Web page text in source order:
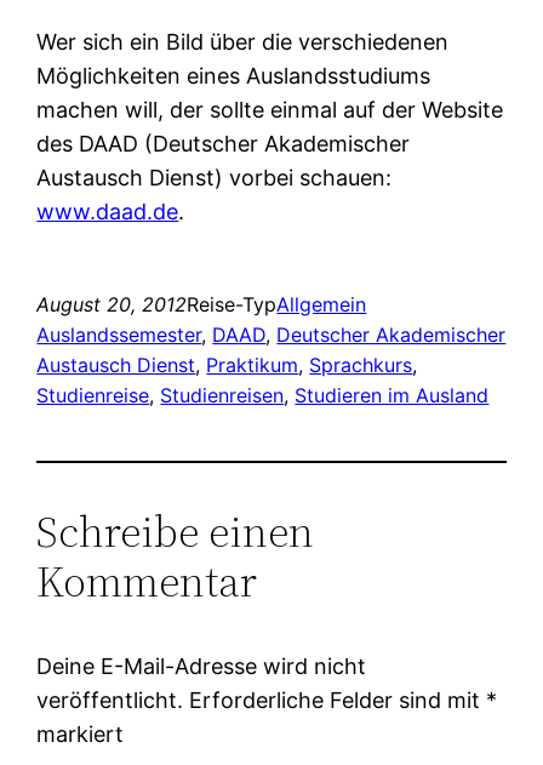
Wer sich ein Bild über die verschiedenen
Möglichkeiten eines Auslandsstudiums
machen will, der sollte einmal auf der Website
des DAAD (Deutscher Akademischer
Austausch Dienst) vorbei schauen:
www.daad.de.
August 20, 2012Reise-TypAllgemein
Auslandssemester, DAAD, Deutscher Akademischer
Austausch Dienst, Praktikum, Sprachkurs
Studienreise, Studienreisen, Studieren im Ausland
Schreibe einen
Kommentar
Deine E-Mail-Adresse wird nicht
veröffentlicht. Erforderliche Felder sind mit *
markiert